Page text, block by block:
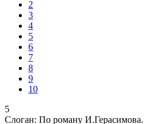
2
3
4
5
6
7
8
9
10
5
Слоган: По роману И.Герасимова.